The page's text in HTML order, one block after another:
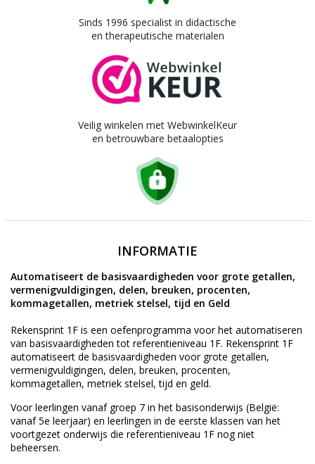
Sinds 1996 specialist in didactische
en therapeutische materialen
Veilig winkelen met WebwinkelKeur
en betrouwbare betaalopties
INFORMATIE
Automatiseert de basisvaardigheden voor grote getallen,
vermenigvuldigingen, delen, breuken, procenten,
kommagetallen, metriek stelsel, tijd en Geld
Rekensprint 1F is een oefenprogramma voor het automatiseren
van basisvaardigheden tot referentieniveau 1F. Rekensprint 1F
automatiseert de basisvaardigheden voor grote getallen,
vermenigvuldigingen, delen, breuken, procenten,
kommagetallen, metriek stelsel, tijd en geld.
Voor leerlingen vanaf groep 7 in het basisonderwijs (België:
vanaf 5e leerjaar) en leerlingen in de eerste klassen van het
voortgezet onderwijs die referentieniveau 1F nog niet
beheersen.